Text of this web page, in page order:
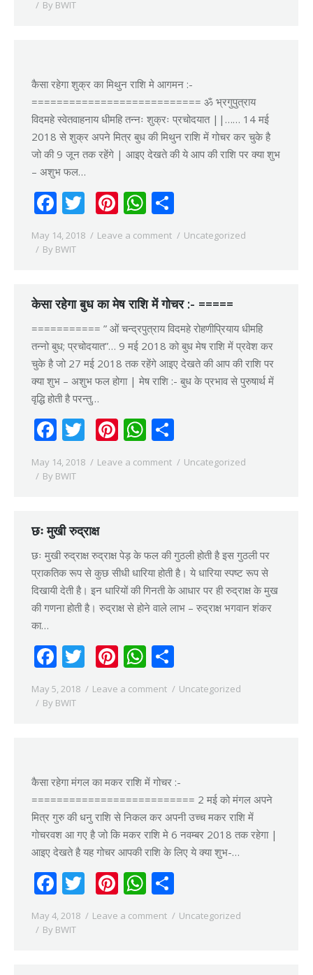
By BWIT
कैसा रहेगा शुक्र का मिथुन राशि मे आगमन :-
=========================== ॐ भ्रगुपुत्राय
विदमहे स्वेतवाहनाय धीमहि तन्नः शुक्रः प्रचोदयात ||…… 14 मई
2018 से शुक्र अपने मित्र बुध की मिथुन राशि में गोचर कर चुके है
जो की 9 जून तक रहेंगे | आइए देखते की ये आप की राशि पर क्या शुभ
– अशुभ फल…
Facebook
Twitter
Pinterest
WhatsApp
May 14, 2018 Leave a comment
Uncategorized
By BWIT
केसा रहेगा बुध का मेष राशि में गोचर :- =====
=========== ” ओं चन्द्रपुत्राय विदमहे रोहणीप्रियाय धीमहि
तन्नो बुध; प्रचोदयात”… 9 मई 2018 को बुध मेष राशि में प्रवेश कर
चुके है जो 27 मई 2018 तक रहेंगे आइए देखते की आप की राशि पर
क्या शुभ – अशुभ फल होगा | मेष राशि :- बुध के प्रभाव से पुरुषार्थ में
वृद्धि होती है परन्तु…
Facebook
Twitter
Pinterest
WhatsApp
May 14, 2018 Leave a comment
Uncategorized
By BWIT
छः मुखी रुद्राक्ष
छः मुखी रुद्राक्ष रुद्राक्ष पेड़ के फल की गुठली होती है इस गुठली पर
प्राकतिक रूप से कुछ सीधी धारिया होती है। ये धारिया स्पष्ट रूप से
दिखायी देती है। इन धारियों की गिनती के आधार पर ही रुद्राक्ष के मुख
की गणना होती है। रुद्राक्ष से होने वाले लाभ – रुद्राक्ष भगवान शंकर
का…
Facebook
Twitter
Pinterest
WhatsApp
May 5, 2018 Leave a comment
Uncategorized
By BWIT
कैसा रहेगा मंगल का मकर राशि में गोचर :-
========================== 2 मई को मंगल अपने
मित्र गुरु की धनु राशि से निकल कर अपनी उच्च मकर राशि में
गोचरवश आ गए है जो कि मकर राशि मे 6 नवम्बर 2018 तक रहेगा |
आइए देखते है यह गोचर आपकी राशि के लिए ये क्या शुभ-…
Facebook
Twitter
Pinterest
WhatsApp
May 4, 2018 Leave a comment
Uncategorized
By BWIT